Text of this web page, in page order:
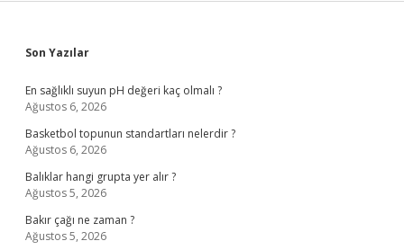
Sidebar
Son Yazılar
En sağlıklı suyun pH değeri kaç olmalı ?
Ağustos 6, 2026
Basketbol topunun standartları nelerdir ?
Ağustos 6, 2026
Balıklar hangi grupta yer alır ?
Ağustos 5, 2026
Bakır çağı ne zaman ?
Ağustos 5, 2026